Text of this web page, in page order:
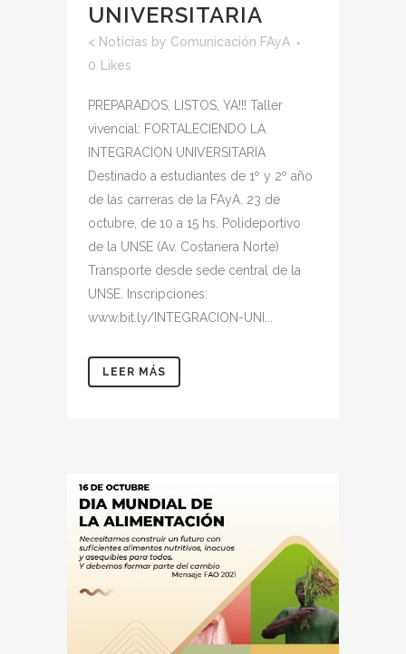
UNIVERSITARIA
< Noticias by Comunicación FAyA
0 Likes
PREPARADOS, LISTOS, YA!!! Taller
vivencial: FORTALECIENDO LA
INTEGRACION UNIVERSITARIA
Destinado a estudiantes de 1º y 2º año
de las carreras de la FAyA. 23 de
octubre, de 10 a 15 hs. Polideportivo
de la UNSE (Av. Costanera Norte)
Transporte desde sede central de la
UNSE. Inscripciones:
www.bit.ly/INTEGRACION-UNI...
LEER MÁS